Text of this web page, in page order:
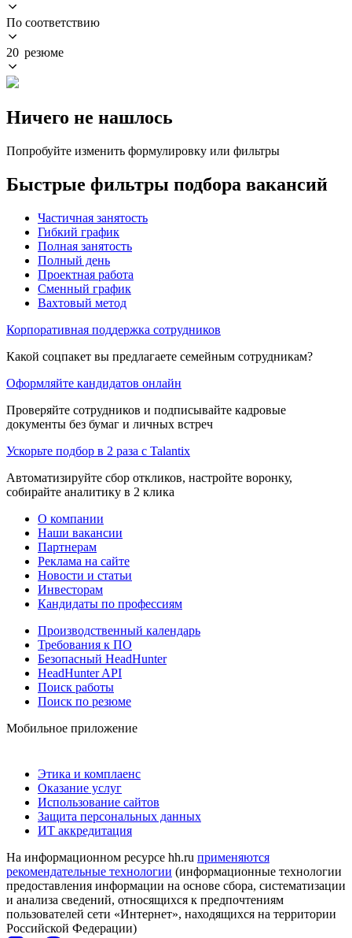
По соответствию
20 резюме
Ничего не нашлось
Попробуйте изменить формулировку или фильтры
Быстрые фильтры подбора вакансий
Частичная занятость
Гибкий график
Полная занятость
Полный день
Проектная работа
Сменный график
Вахтовый метод
Корпоративная поддержка сотрудников
Какой соцпакет вы предлагаете семейным сотрудникам?
Оформляйте кандидатов онлайн
Проверяйте сотрудников и подписывайте кадровые
документы без бумаг и личных встреч
Ускорьте подбор в 2 раза с Talantix
Автоматизируйте сбор откликов, настройте воронку,
собирайте аналитику в 2 клика
О компании
Наши вакансии
Партнерам
Реклама на сайте
Новости и статьи
Инвесторам
Кандидаты по профессиям
Производственный календарь
Требования к ПО
Безопасный HeadHunter
HeadHunter API
Поиск работы
Поиск по резюме
Мобильное приложение
Этика и комплаенс
Оказание услуг
Использование сайтов
Защита персональных данных
ИТ аккредитация
На информационном ресурсе hh.ru применяются
рекомендательные технологии (информационные технологии
предоставления информации на основе сбора, систематизации
и анализа сведений, относящихся к предпочтениям
пользователей сети «Интернет», находящихся на территории
Российской Федерации)